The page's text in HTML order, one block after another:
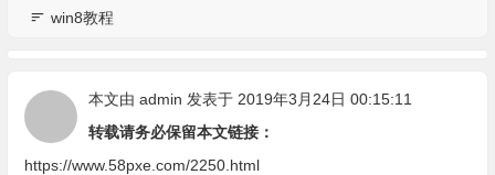
win8教程
本文由 admin 发表于 2019年3月24日 00:15:11
转载请务必保留本文链接：
https://www.58pxe.com/2250.html